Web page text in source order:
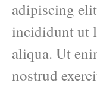
adipiscing
incididunt ut
aliqua. Ut
nostrud